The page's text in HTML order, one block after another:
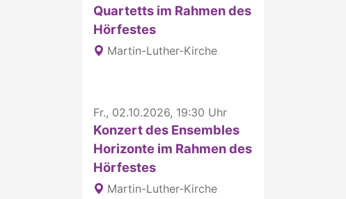
Quartetts im Rahmen des
Hörfestes
Martin-Luther-Kirche
Fr., 02.10.2026, 19:30 Uhr
Konzert des Ensembles
Horizonte im Rahmen des
Hörfestes
Martin-Luther-Kirche